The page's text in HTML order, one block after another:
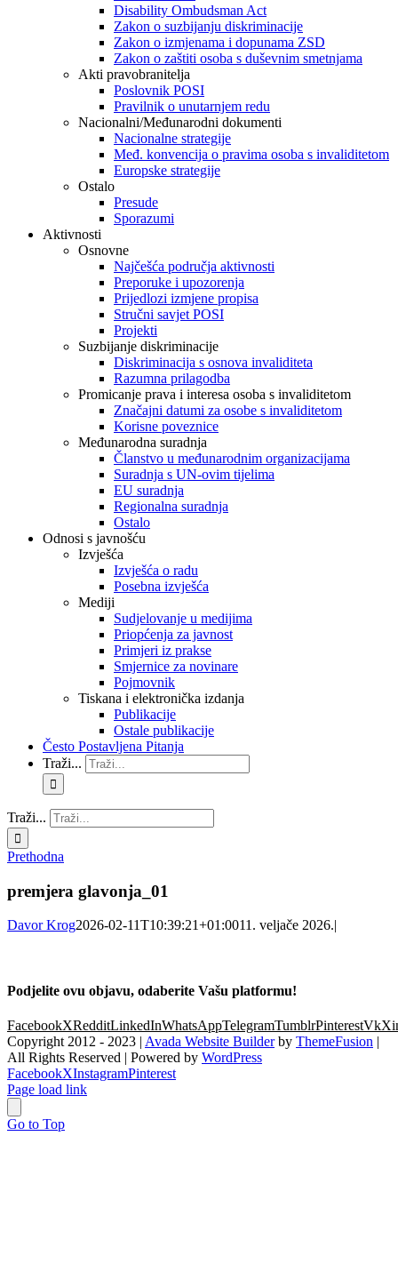
Disability Ombudsman Act
Zakon o suzbijanju diskriminacije
Zakon o izmjenama i dopunama ZSD
Zakon o zaštiti osoba s duševnim smetnjama
Akti pravobranitelja
Poslovnik POSI
Pravilnik o unutarnjem redu
Nacionalni/Međunarodni dokumenti
Nacionalne strategije
Međ. konvencija o pravima osoba s invaliditetom
Europske strategije
Ostalo
Presude
Sporazumi
Aktivnosti
Osnovne
Najčešća područja aktivnosti
Preporuke i upozorenja
Prijedlozi izmjene propisa
Stručni savjet POSI
Projekti
Suzbijanje diskriminacije
Diskriminacija s osnova invaliditeta
Razumna prilagodba
Promicanje prava i interesa osoba s invaliditetom
Značajni datumi za osobe s invaliditetom
Korisne poveznice
Međunarodna suradnja
Članstvo u međunarodnim organizacijama
Suradnja s UN-ovim tijelima
EU suradnja
Regionalna suradnja
Ostalo
Odnosi s javnošću
Izvješća
Izvješća o radu
Posebna izvješća
Mediji
Sudjelovanje u medijima
Priopćenja za javnost
Primjeri iz prakse
Smjernice za novinare
Pojmovnik
Tiskana i elektronička izdanja
Publikacije
Ostale publikacije
Često Postavljena Pitanja
Traži...
Traži...
Prethodna
premjera glavonja_01
Davor Krog2026-02-11T10:39:21+01:0011. veljače 2026.|
Podjelite ovu objavu, odaberite Vašu platformu!
FacebookXRedditLinkedInWhatsAppTelegramTumblrPinterestVk
Copyright 2012 - 2023 | Avada Website Builderby ThemeFusion |
All Rights Reserved | Powered by WordPress
FacebookXInstagramPinterest
Page load link
Go to Top